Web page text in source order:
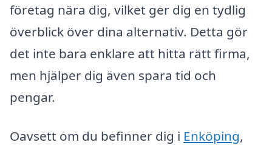
företag nära dig, vilket ger dig en tydlig
överblick över dina alternativ. Detta gör
det inte bara enklare att hitta rätt firma,
men hjälper dig även spara tid och
pengar.
Oavsett om du befinner dig i Enköping,